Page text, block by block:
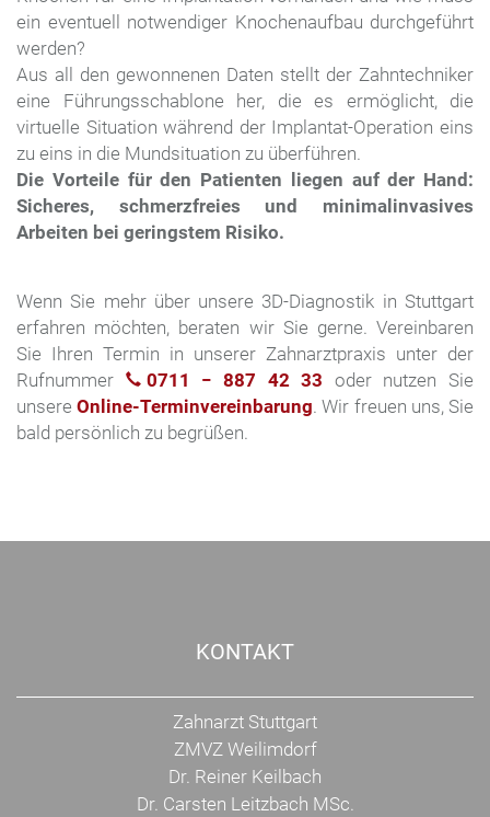
ein eventuell notwendiger Knochenaufbau durchgeführt
werden?
Aus all den gewonnenen Daten stellt der Zahntechniker
eine Führungsschablone her, die es ermöglicht, die
virtuelle Situation während der Implantat-Operation eins
zu eins in die Mundsituation zu überführen.
Die Vorteile für den Patienten liegen auf der Hand:
Sicheres, schmerzfreies und minimalinvasives
Arbeiten bei geringstem Risiko.
Wenn Sie mehr über unsere 3D-Diagnostik in Stuttgart
erfahren möchten, beraten wir Sie gerne. Vereinbaren
Sie Ihren Termin in unserer Zahnarztpraxis unter der
Rufnummer
0711 − 887 42 33 oder nutzen Sie
unsereOnline-Terminvereinbarung. Wir freuen uns, Sie
bald persönlich zu begrüßen.
KONTAKT
Zahnarzt Stuttgart
ZMVZ Weilimdorf
Dr. Reiner Keilbach
Dr. Carsten Leitzbach MSc.